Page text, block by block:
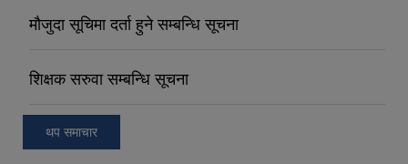
मौजुदा सूचिमा दर्ता हुने सम्बन्धि सूचना
शिक्षक सरुवा सम्बन्धि सूचना
थप समाचार